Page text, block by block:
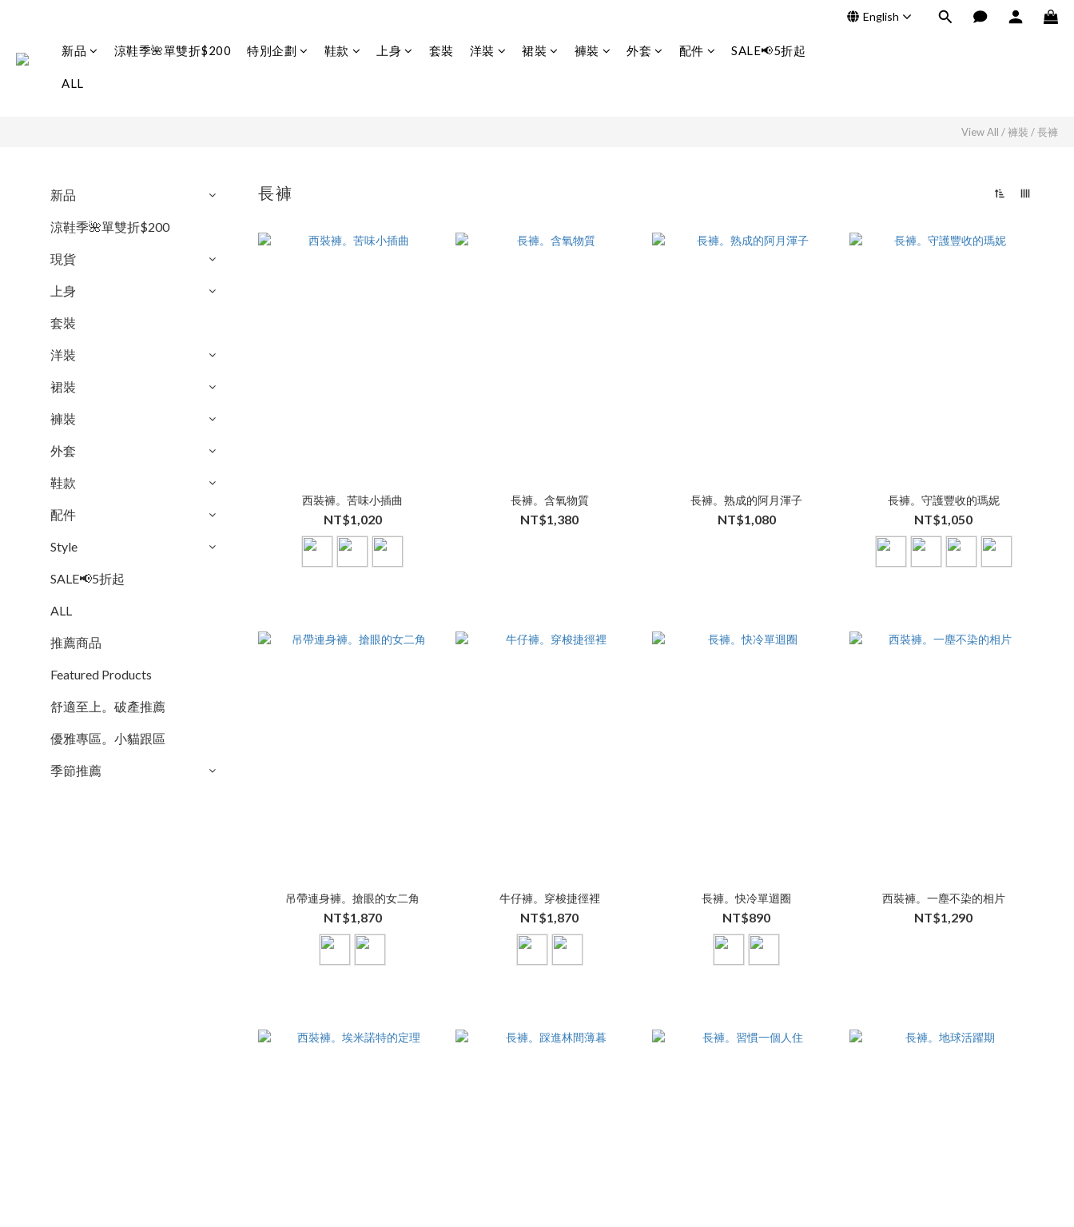
English
新品 涼鞋季🌺單雙折$200 特別企劃 鞋款 上身 套裝 洋裝 裙裝 褲裝 外套 配件 SALE📢5折起
ALL
View All /褲裝 /長褲
新品
涼鞋季🌺單雙折$200
現貨
上身
套裝
洋裝
裙裝
褲裝
外套
鞋款
配件
Style
SALE📢5折起
ALL
推薦商品
Featured Products
舒適至上。破產推薦
優雅專區。小貓跟區
季節推薦
長褲
西裝褲。苦味小插曲
NT$1,020
長褲。含氧物質
NT$1,380
長褲。熟成的阿月渾子
NT$1,080
長褲。守護豐收的瑪妮
NT$1,050
吊帶連身褲。搶眼的女二角
NT$1,870
牛仔褲。穿梭捷徑裡
NT$1,870
長褲。快冷單迴圈
NT$890
西裝褲。一塵不染的相片
NT$1,290